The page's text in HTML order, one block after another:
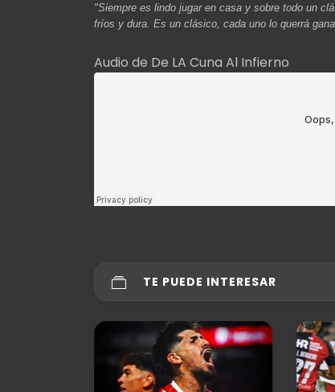
"Siempre es lindo jugar en casa y sobre todo un
fríos y dura. Es un clásico, cada uno lo querrá
Audio de De LA Cuna Al Infierno
TE PUEDE INTERESAR